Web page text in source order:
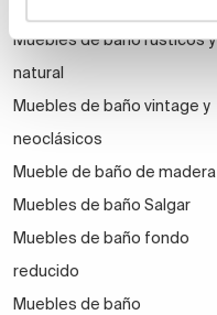
Muebles de baño rústicos y
natural
Muebles de baño vintage y
neoclásicos
Mueble de baño de madera
Muebles de baño Salgar
Muebles de baño fondo
reducido
Muebles de baño